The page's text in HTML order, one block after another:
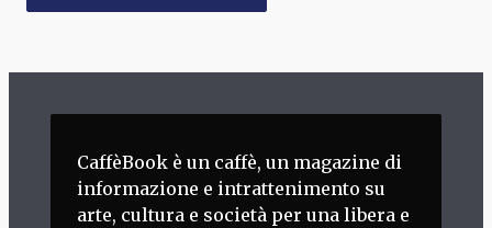
CaffèBook è un caffè, un magazine di
informazione e intrattenimento su
arte, cultura e società per una libera e